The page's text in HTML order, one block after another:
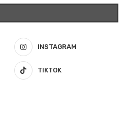
INSTAGRAM
TIKTOK